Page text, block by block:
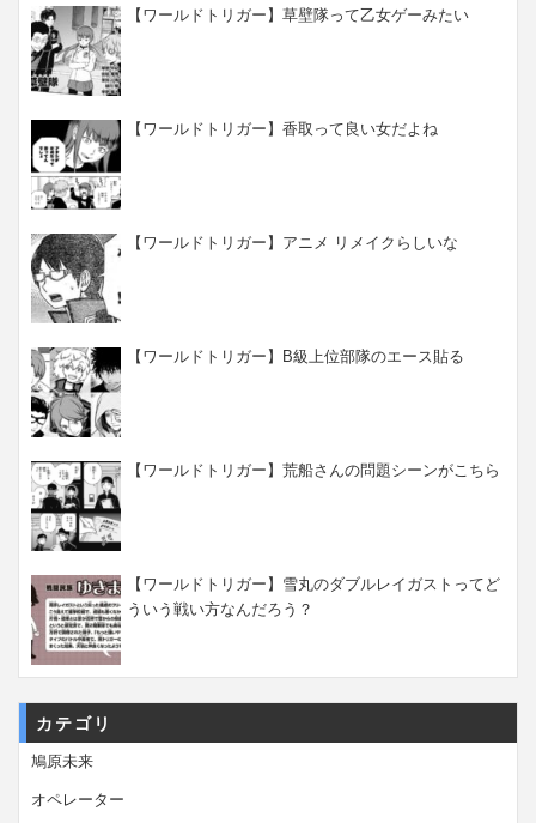
【ワールドトリガー】草壁隊って乙女ゲーみたい
【ワールドトリガー】香取って良い女だよね
【ワールドトリガー】アニメ リメイクらしいな
【ワールドトリガー】B級上位部隊のエース貼る
【ワールドトリガー】荒船さんの問題シーンがこちら
【ワールドトリガー】雪丸のダブルレイガストってど
ういう戦い方なんだろう？
カテゴリ
鳩原未来
オペレーター